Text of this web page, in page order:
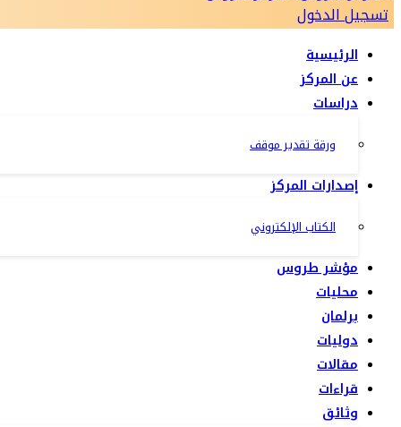
تسجيل الدخول
الرئيسية
عن المركز
دراسات
ورقة تقدير موقف
إصدارات المركز
الكتاب الإلكتروني
مؤشر طروس
محليات
برلمان
دوليات
مقالات
قراءات
وثائق